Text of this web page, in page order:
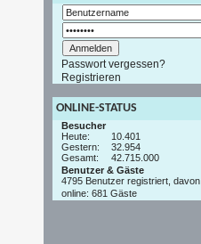
Passwort vergessen?
Registrieren
ONLINE-STATUS
Besucher
Heute:
10.401
Gestern:
32.954
Gesamt:
42.715.000
Benutzer & Gäste
4795 Benutzer registriert, davon
online: 681 Gäste